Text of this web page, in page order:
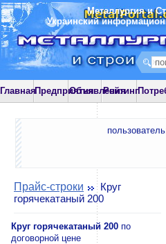
Металлургия и
Украинский
ГлавнаяПредприятияОбъявления
Рейтинг
Прайс-строки
Круг
горячекатаный 200
Круг горячекатаный 200 по
договорной цене